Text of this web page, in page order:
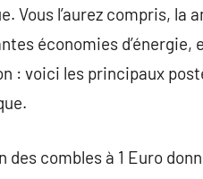
Vous l’aurez compris, la
économies
: voici les principaux
des combles à 1 Euro